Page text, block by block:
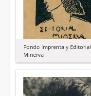
Fondo Imprenta y Editorial
Minerva